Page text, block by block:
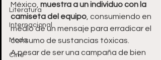
Literatura
Internacional
Moda
Cine
México, muestra a un individuo con la
camiseta del equipo , consumiendo en
medio de un mensaje para erradicar el
consumo de sustancias tóxicas.
A pesar de ser una campaña de bien